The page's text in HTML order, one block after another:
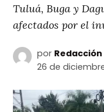
Tuluá, Buga y
afectados por el
por Redacción
26 de